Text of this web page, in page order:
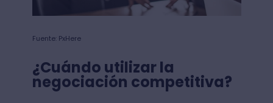
Fuente: PxHere
¿Cuándo utilizar la
negociación competitiva?